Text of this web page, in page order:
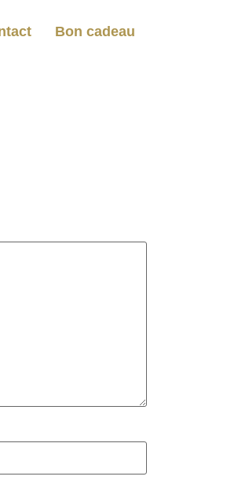
Bon cadeau